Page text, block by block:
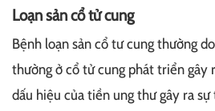
Loạn sản cổ tử cung
Bệnh loạn sản cổ tư cung thường
thường ở cổ tử cung phát triển gây
dấu hiệu của tiền ung thư gây ra